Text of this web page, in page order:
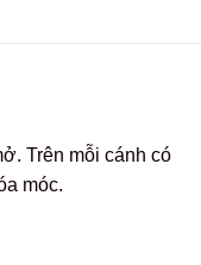
Trên mỗi cánh có
móc.